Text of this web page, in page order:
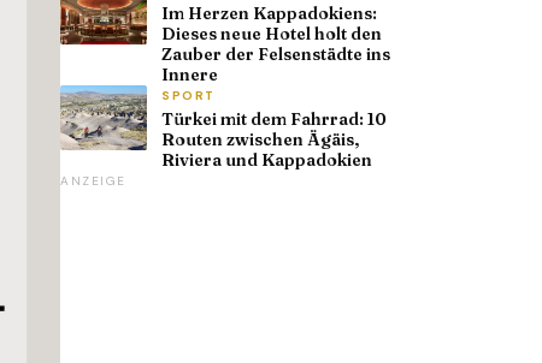
Im Herzen Kappadokiens:
Dieses neue Hotel holt den
Zauber der Felsenstädte ins
Innere
SPORT
Türkei mit dem Fahrrad: 10
Routen zwischen Ägäis,
Riviera und Kappadokien
ANZEIGE